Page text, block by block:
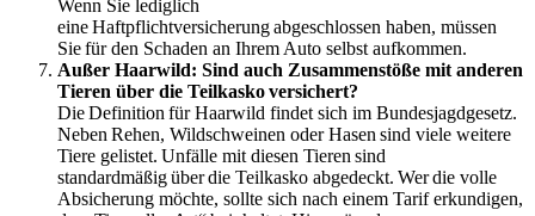
Wenn Sie lediglich
eine Haftpflichtversicherung abgeschlossen haben, müssen
Sie für den Schaden an Ihrem Auto selbst aufkommen.
Außer Haarwild: Sind auch Zusammenstöße mit anderen
Tieren über die Teilkasko versichert?
Die Definition für Haarwild findet sich im Bundesjagdgesetz.
Neben Rehen, Wildschweinen oder Hasen sind viele weitere
Tiere gelistet. Unfälle mit diesen Tieren sind
standardmäßig über die Teilkasko abgedeckt. Wer die volle
Absicherung möchte, sollte sich nach einem Tarif erkundigen,